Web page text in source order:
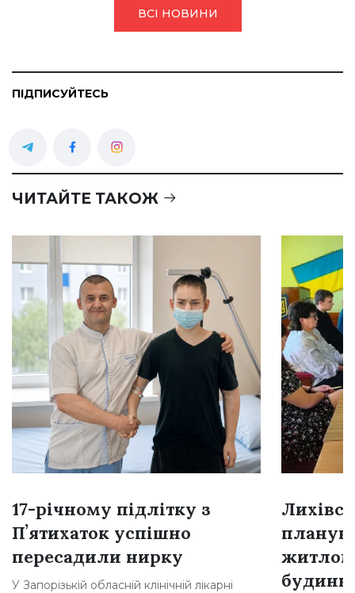
ВСІ НОВИНИ
ПІДПИСУЙТЕСЬ
ЧИТАЙТЕ ТАКОЖ
17-річному підлітку з
Пʼятихаток успішно
пересадили нирку
У Запорізькій обласній клінічній лікарні